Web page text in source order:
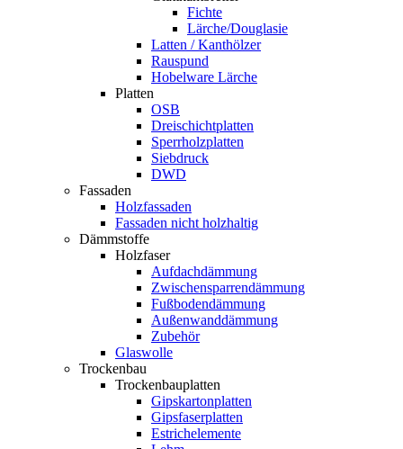
Fichte
Lärche/Douglasie
Latten / Kanthölzer
Rauspund
Hobelware Lärche
Platten
OSB
Dreischichtplatten
Sperrholzplatten
Siebdruck
DWD
Fassaden
Holzfassaden
Fassaden nicht holzhaltig
Dämmstoffe
Holzfaser
Aufdachdämmung
Zwischensparrendämmung
Fußbodendämmung
Außenwanddämmung
Zubehör
Glaswolle
Trockenbau
Trockenbauplatten
Gipskartonplatten
Gipsfaserplatten
Estrichelemente